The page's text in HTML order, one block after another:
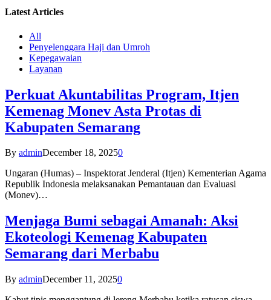
Latest Articles
All
Penyelenggara Haji dan Umroh
Kepegawaian
Layanan
Perkuat Akuntabilitas Program, Itjen
Kemenag Monev Asta Protas di
Kabupaten Semarang
By adminDecember 18, 20250
Ungaran (Humas) – Inspektorat Jenderal (Itjen) Kementerian Agama
Republik Indonesia melaksanakan Pemantauan dan Evaluasi
(Monev)…
Menjaga Bumi sebagai Amanah: Aksi
Ekoteologi Kemenag Kabupaten
Semarang dari Merbabu
By adminDecember 11, 20250